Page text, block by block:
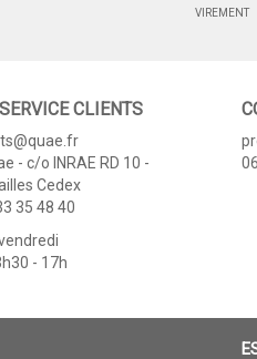
VIREMENT
CLIENTS
- c/o INRAE RD 10 -
Cedex
35 48 40
- 17h